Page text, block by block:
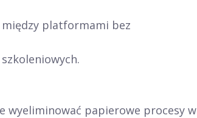
między platformami bez
wyeliminować papierowe procesy w